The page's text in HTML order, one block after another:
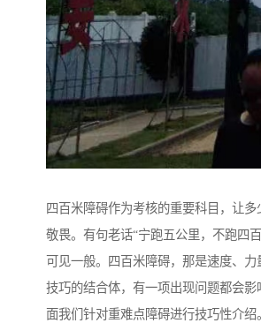
四百米障碍作为考核的重要科目，让多
敬畏。有句老话“宁跑五公里，不跑四百
可见一般。四百米障碍，那是速度、力
技巧的结合体，有一项出现问题都会影
面我们针对重难点障碍进行技巧性介绍。